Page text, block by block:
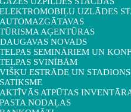
ELEKTROMOBIĻU UZLĀDES
AUTOMAZGĀTAVAS
TŪRISMA AĢENTŪRAS
NOVADS
TELPAS SEMINĀRIEM UN
TELPAS SVINĪBĀM
VIŠĶU ESTRĀDE UN STADIONS
SATIKSME
AKTĪVĀS ATPŪTAS
PASTA NODAĻAS